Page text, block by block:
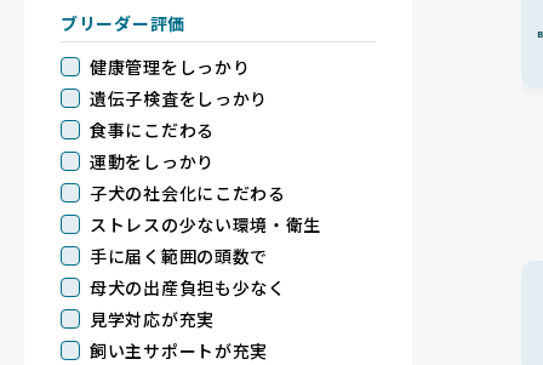
ブリーダー評価
健康管理をしっかり
遺伝子検査をしっかり
食事にこだわる
運動をしっかり
子犬の社会化にこだわる
ストレスの少ない環境・衛生
手に届く範囲の頭数で
母犬の出産負担も少なく
見学対応が充実
飼い主サポートが充実